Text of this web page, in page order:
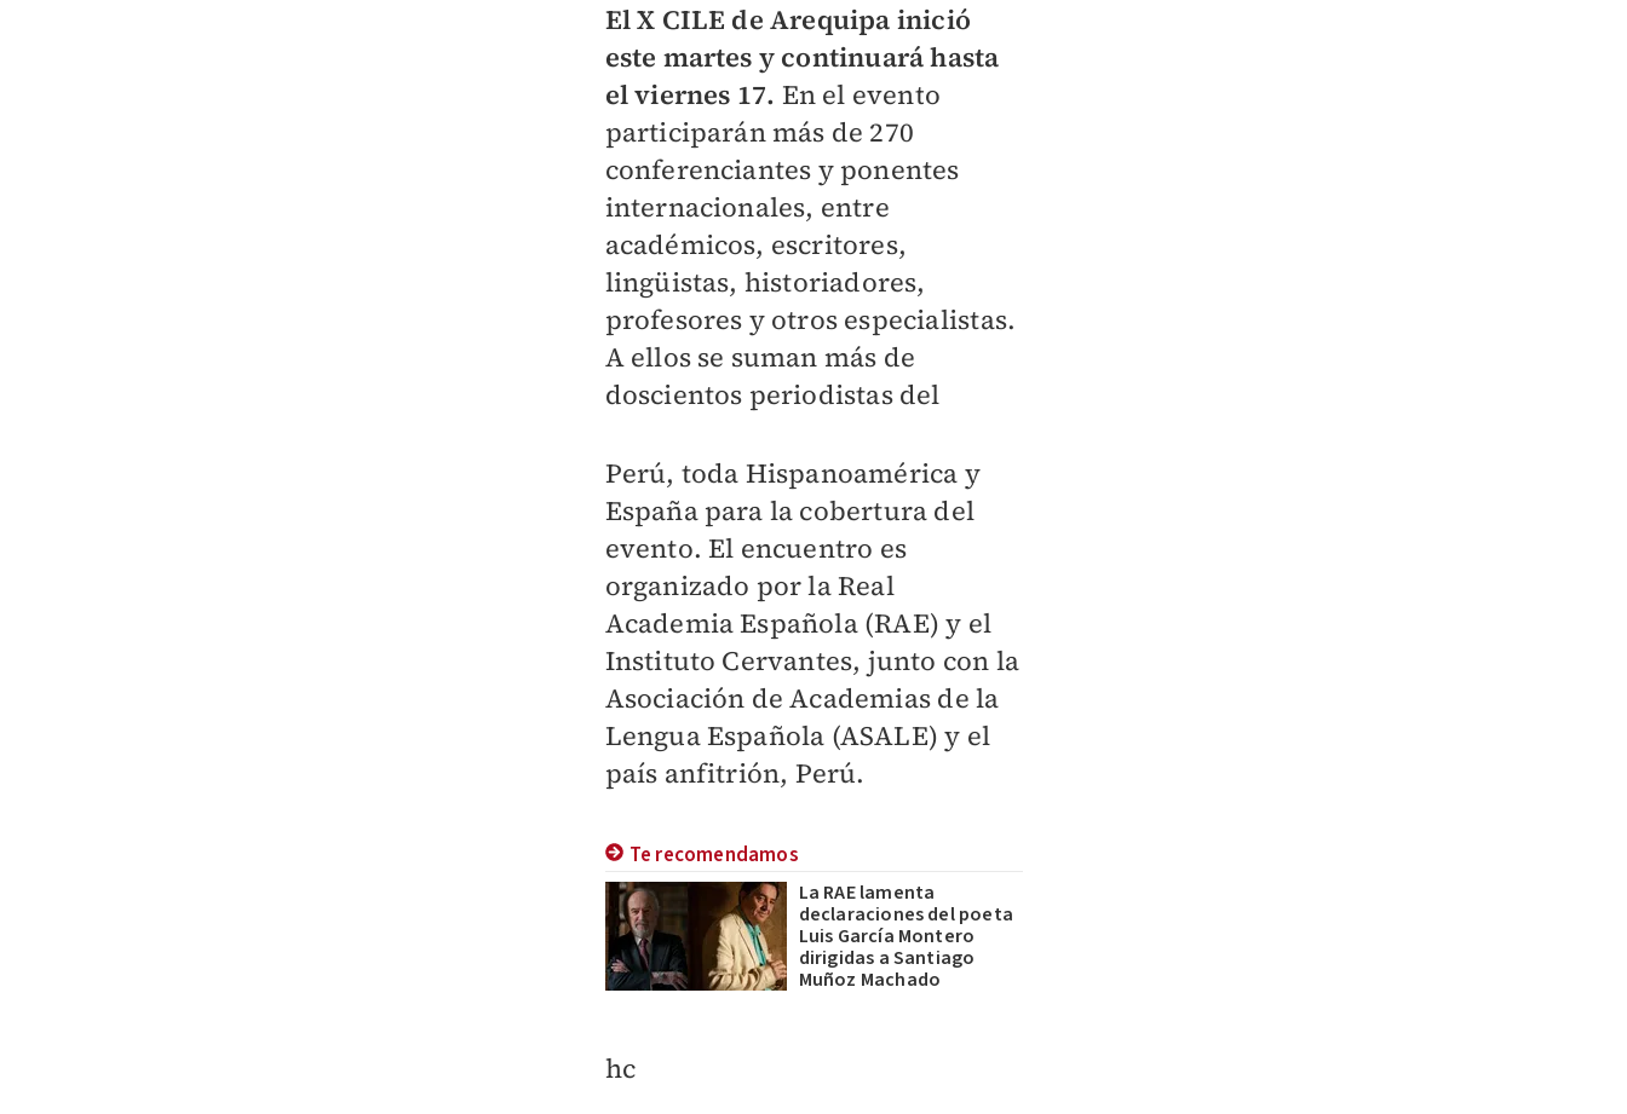
El X CILE de Arequipa inició
este martes y continuará hasta
el viernes 17. En el evento
participarán más de 270
conferenciantes y ponentes
internacionales, entre
académicos, escritores,
lingüistas, historiadores,
profesores y otros especialistas.
A ellos se suman más de
doscientos periodistas del
Perú, toda Hispanoamérica y
España para la cobertura del
evento. El encuentro es
organizado por la Real
Academia Española (RAE) y el
Instituto Cervantes, junto con la
Asociación de Academias de la
Lengua Española (ASALE) y el
país anfitrión, Perú.
Te recomendamos
La RAE lamenta
declaraciones del poeta
Luis García Montero
dirigidas a Santiago
Muñoz Machado
hc